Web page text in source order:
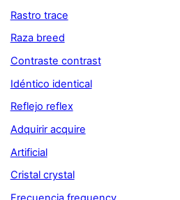
Rastro trace
Raza breed
Contraste contrast
Idéntico identical
Reflejo reflex
Adquirir acquire
Artificial
Cristal crystal